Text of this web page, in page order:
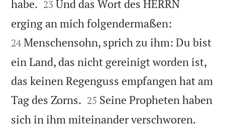
habe. 

23 Und das Wort des HERRN
erging an mich folgendermaßen:
24 Menschensohn, sprich zu ihm: Du bist
ein Land, das nicht gereinigt worden ist,
das keinen Regenguss empfangen hat am
Tag des Zorns. 

25 Seine Propheten haben
sich in ihm miteinander verschworen.